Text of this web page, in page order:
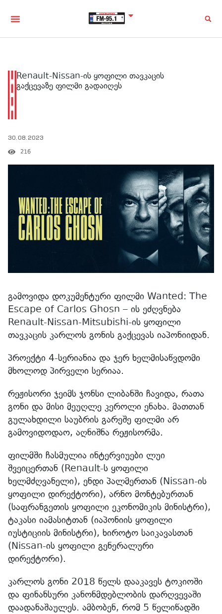
Renault-Nissan-ის ყოფილი თავკაცის
გაქცევაზე ფილმი გადაიღეს
30.08.2023
216
გამოვიდა დოკუმენტური ფილმი Wanted: The
Escape of Carlos Ghosn – ის ეძღვნება
Renault-Nissan-Mitsubishi-ის ყოფილი
თავკაცის კარლოს გონის გაქცევას იაპონიიდან.
პროექტი 4-სერიანია და ჯერ ხელმისაწვდომი
მხოლოდ პირველი სერიაა.
რეჟისორი ჯეიმს ჯონსი ლიბანში ჩავიდა, რათა
გონი და მისი მეუღლე კეროლი ენახა. მათთან
გულახდილი საუბრის გარეშე ფილმი არ
გამოვიდოდაო, აღნიშნა რეჟისორმა.
ფილმში ჩასმულია ინტერვიუები ლუი
შვეიცერთან (Renault-ს ყოფილი
ხელმძღვანელი), ენდი პალმერთან (Nissan-ის
ყოფილი დირექტორი), არნო მონტებურთან
(საფრანგეთის ყოფილი ეკონომიკის მინისტრი),
ტაკასი იამასიტთან (იაპონიის ყოფილი
იუსტიციის მინისტრი), ხიროტო საიკავასთან
(Nissan-ის ყოფილი გენერალური
დირექტორი).
კარლოს გონი 2018 წელს დააკავეს ტოკიოში
და ფინანსური კანონმდებლობის დარღვევაში
დაადანაშაულეს. ამბობენ, რომ 5 წელიწადში